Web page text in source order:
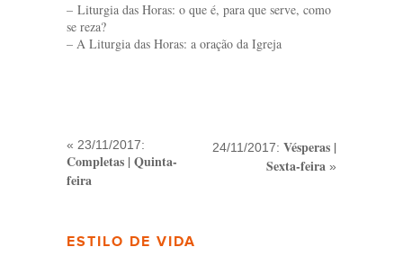
– Liturgia das Horas: o que é, para que serve, como
se reza?
– A Liturgia das Horas: a oração da Igreja
« 23/11/2017:
Completas | Quinta-
feira
24/11/2017: Vésperas |
Sexta-feira »
ESTILO DE VIDA